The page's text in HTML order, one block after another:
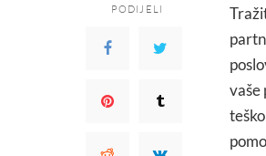
PODIJELI
vaše